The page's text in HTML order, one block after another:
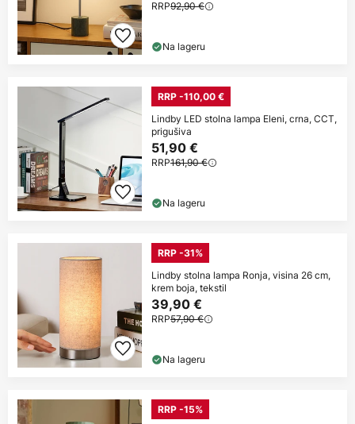
RRP92,90 €
Na lageru
RRP -110,00 €
Lindby LED stolna lampa Eleni, crna, CCT,
prigušiva
51,90 €
RRP161,90 €
Na lageru
RRP -31%
Lindby stolna lampa Ronja, visina 26 cm,
krem boja, tekstil
39,90 €
RRP57,90 €
Na lageru
RRP -15%